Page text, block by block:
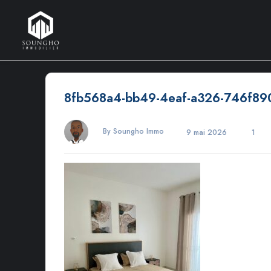
8fb568a4-bb49-4eaf-a326-
By Soungho Immo 9 mai 2026 1